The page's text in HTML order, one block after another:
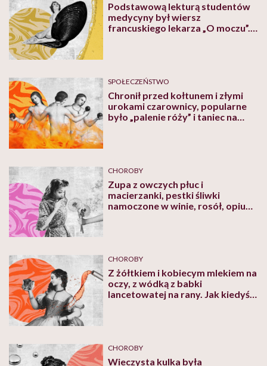
Podstawową lekturą studentów
medycyny był wiersz
francuskiego lekarza „O moczu”.
SPOŁECZEŃSTWO
Chronił przed kołtunem i złymi
urokami czarownicy, popularne
było „palenie róży” i taniec na
CHOROBY
Zupa z owczych płuc i
macierzanki, pestki śliwki
namoczone w winie, rosół, opium
CHOROBY
Z żółtkiem i kobiecym mlekiem na
oczy, z wódką z babki
lancetowatej na rany. Jak kiedyś
CHOROBY
Wieczysta kulka była